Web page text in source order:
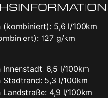
(kombiniert): 5,6 l/100km
127 g/km
6,5 l/100km
Stadtrand: 5,3 l/100km
4,9 l/100km